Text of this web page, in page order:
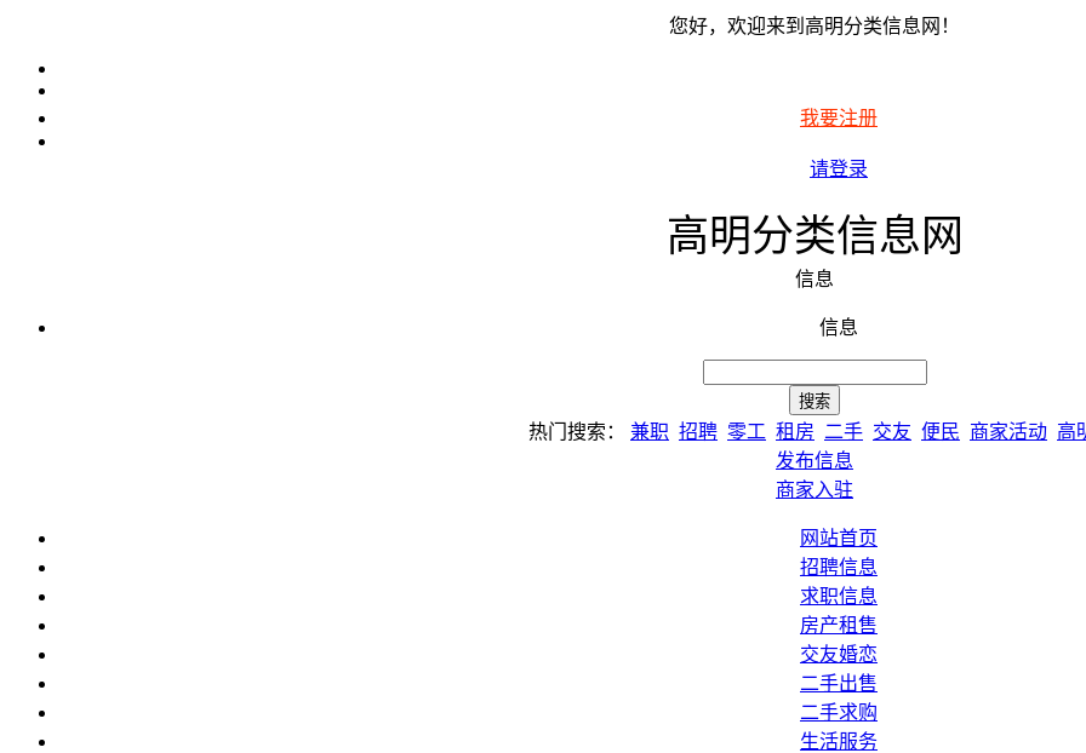
您好，欢迎来到高明分类信息网！
我要注册
请登录
高明分类信息网
信息
信息
热门搜索： 兼职 招聘 零工 租房 二手 交友 便民 商家活动 高
发布信息
商家入驻
网站首页
招聘信息
求职信息
房产租售
交友婚恋
二手出售
二手求购
生活服务